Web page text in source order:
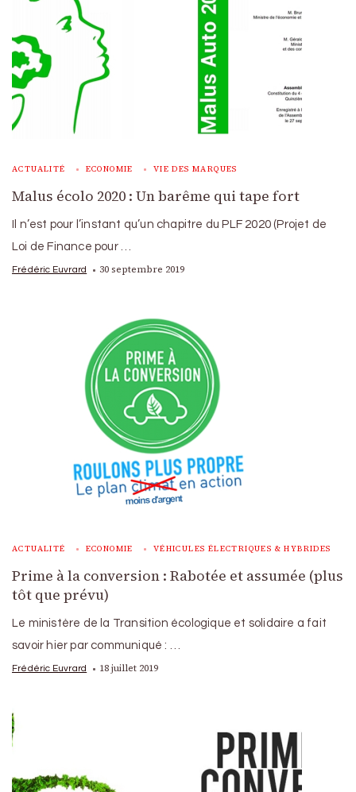
ACTUALITÉ ECONOMIE VIE DES MARQUES
Malus écolo 2020 : Un barême qui tape fort
Il n’est pour l’instant qu’un chapitre du PLF 2020 (Projet de
Loi de Finance pour …
Frédéric Euvrard 30 septembre 2019
ACTUALITÉ ECONOMIE VÉHICULES ÉLECTRIQUES & HYBRIDES
Prime à la conversion : Rabotée et assumée (plus
tôt que prévu)
Le ministère de la Transition écologique et solidaire a fait
savoir hier par communiqué : …
Frédéric Euvrard 18 juillet 2019